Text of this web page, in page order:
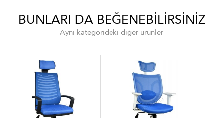
BUNLARI DA BEĞENEBILIRSINIZ
Aynı kategorideki diğer ürünler